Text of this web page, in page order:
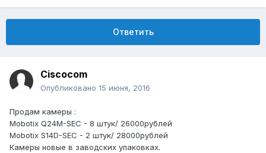
Ответить
Ciscocom
Опубликовано 15 июня, 2016
Продам камеры :
Mobotix Q24M-SEC - 8 штук/ 26000рублей
Mobotix S14D-SEC - 2 штук/ 28000рублей
Камеры новые в заводских упаковках.